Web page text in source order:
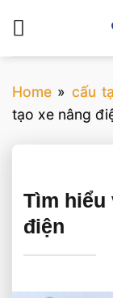
qua
nội
Home » cấu
tạo xe nâng
Tìm hiểu
điện